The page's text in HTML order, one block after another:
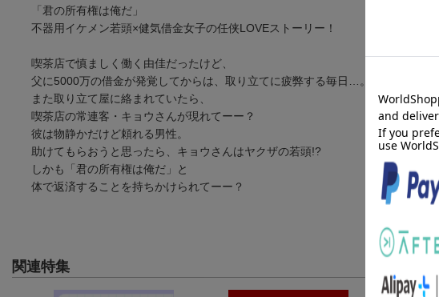
「君の所有権は俺だ」
不器用イケメン若頭×健気借金女子の任侠LOVEストーリー！
喫茶店で慎ましく働く由佳だったけど、
父に5000万の借金が発覚してからは、取り立てに疲弊する毎日…。
また取り立て屋に絡まれていたら、
喫茶店の常連客・キョウさんが現れてーー？
彼は物静かだけど頼れる男性。
助けてもらおうと思ったら、キョウさんはヤクザの若頭!?
しかも「君の所有権は俺だ」と
体で返済することを持ちかけられてーー？
関連特集